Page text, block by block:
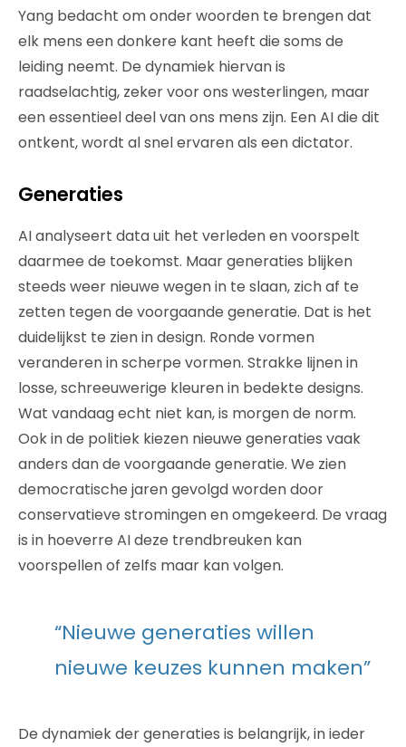
Yang bedacht om onder woorden te brengen dat
elk mens een donkere kant heeft die soms de
leiding neemt. De dynamiek hiervan is
raadselachtig, zeker voor ons westerlingen, maar
een essentieel deel van ons mens zijn. Een AI die dit
ontkent, wordt al snel ervaren als een dictator.
Generaties
AI analyseert data uit het verleden en voorspelt
daarmee de toekomst. Maar generaties blijken
steeds weer nieuwe wegen in te slaan, zich af te
zetten tegen de voorgaande generatie. Dat is het
duidelijkst te zien in design. Ronde vormen
veranderen in scherpe vormen. Strakke lijnen in
losse, schreeuwerige kleuren in bedekte designs.
Wat vandaag echt niet kan, is morgen de norm.
Ook in de politiek kiezen nieuwe generaties vaak
anders dan de voorgaande generatie. We zien
democratische jaren gevolgd worden door
conservatieve stromingen en omgekeerd. De vraag
is in hoeverre AI deze trendbreuken kan
voorspellen of zelfs maar kan volgen.
“Nieuwe generaties willen
nieuwe keuzes kunnen maken”
De dynamiek der generaties is belangrijk, in ieder